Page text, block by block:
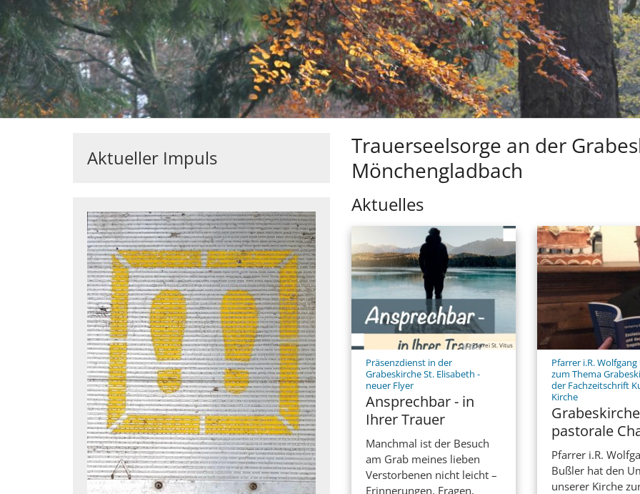
Trauerseelsorge an der
Mönchengladbach
Aktuelles
© Pfarrei St. Vitus
Präsenzdienst in der
Grabeskirche St. Elisabeth -
neuer Flyer:
Ansprechbar - in
Ihrer Trauer
Manchmal ist der Besuch
am Grab meines lieben
Verstorbenen nicht leicht –
Erinnerungen, Fragen,
Pfarrer i.R.
zum Thema
der Fachzeitschrift
Kirche:
pastorale
Pfarrer i.R.
Bußler hat den
unserer Kirche
Aktueller Impuls